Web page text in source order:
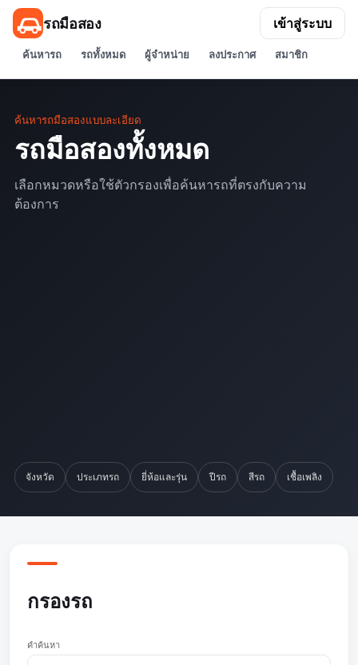
รถมือสอง
ค้นหารถ รถทั้งหมด ผู้จำหน่าย ลงประกาศ สมาชิก
เข้าสู่ระบบ
ค้นหารถมือสองแบบละเอียด
รถมือสองทั้งหมด
เลือกหมวดหรือใช้ตัวกรองเพื่อค้นหารถที่ตรงกับความ
ต้องการ
จังหวัด ประเภทรถ ยี่ห้อและรุ่น ปีรถ สีรถ เชื้อเพลิง
กรองรถ
คำค้นหา